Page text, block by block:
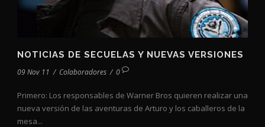
NOTICIAS DE SECUELAS Y NUEVAS VERSIONES
09 Nov 11 / Colaboradores / 0
Primero: Los responsables de Warner Bros quieren realizar una
nueva versión de las aventuras de Arturo y los caballeros de la
mesa...